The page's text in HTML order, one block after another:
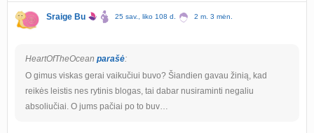
Sraige Bu 25 sav., liko 108 d. 2 m. 3 mėn.
HeartOfTheOcean parašė:
O gimus viskas gerai vaikučiui buvo? Šiandien gavau žinią, kad
reikės leistis nes rytinis blogas, tai dabar nusiraminti negaliu
absoliučiai. O jums pačiai po to buv…